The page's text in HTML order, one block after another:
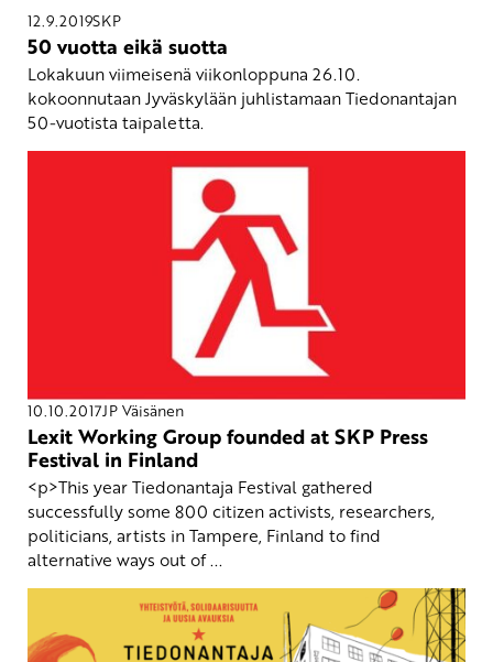
12.9.2019SKP
50 vuotta eikä suotta
Lokakuun viimeisenä viikonloppuna 26.10.
kokoonnutaan Jyväskylään juhlistamaan Tiedonantajan
50-vuotista taipaletta.
10.10.2017JP Väisänen
Lexit Working Group founded at SKP Press
Festival in Finland
<p>This year Tiedonantaja Festival gathered
successfully some 800 citizen activists, researchers,
politicians, artists in Tampere, Finland to find
alternative ways out of ...